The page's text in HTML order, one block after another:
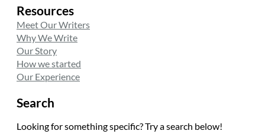
Resources
Meet Our Writers
Why We Write
Our Story
How we started
Our Experience
Search
Looking for something specific? Try a search below!